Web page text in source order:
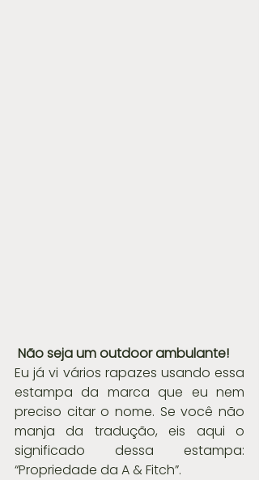
Não seja um outdoor ambulante!
Eu já vi vários rapazes usando essa
estampa da marca que eu nem
preciso citar o nome. Se você não
manja da tradução, eis aqui o
significado dessa estampa:
“Propriedade da A & Fitch”.